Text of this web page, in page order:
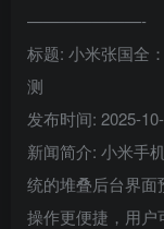
———————-
标题: 小米张国全
测
发布时间: 2025-
新闻简介: 小米手
统的堆叠后台界面
操作更便捷，用